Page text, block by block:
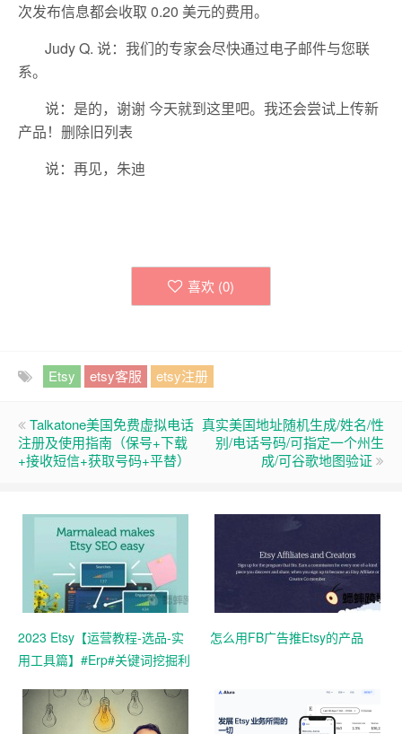
次发布信息都会收取 0.20 美元的费用。
Judy Q. 说：我们的专家会尽快通过电子邮件与您联
系。
说：是的，谢谢 今天就到这里吧。我还会尝试上传新
产品！删除旧列表
说：再见，朱迪
喜欢 (0)
Etsy etsy客服 etsy注册
Talkatone美国免费虚拟电话
注册及使用指南（保号+下载
+接收短信+获取号码+平替）
真实美国地址随机生成/姓名/性
别/电话号码/可指定一个州生
成/可谷歌地图验证
2023 Etsy【运营教程-选品-实
用工具篇】#Erp#关键词挖掘利
怎么用FB广告推Etsy的产品